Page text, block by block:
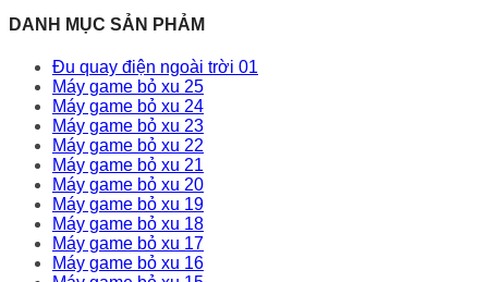
DANH MỤC SẢN PHẢM
Đu quay điện ngoài trời 01
Máy game bỏ xu 25
Máy game bỏ xu 24
Máy game bỏ xu 23
Máy game bỏ xu 22
Máy game bỏ xu 21
Máy game bỏ xu 20
Máy game bỏ xu 19
Máy game bỏ xu 18
Máy game bỏ xu 17
Máy game bỏ xu 16